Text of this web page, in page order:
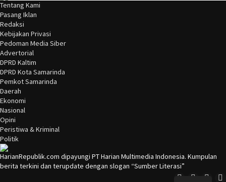
Tentang Kami
Pasang Iklan
Redaksi
Kebijakan Privasi
Pedoman Media Siber
Advertorial
DPRD Kaltim
DPRD Kota Samarinda
Pemkot Samarinda
Daerah
Ekonomi
Nasional
Opini
Peristiwa & Kriminal
Politik
HarianRepublik.com dipayungi PT Harian Multimedia Indonesia. Kumpulan
berita terkini dan terupdate dengan slogan “Sumber Literasi”